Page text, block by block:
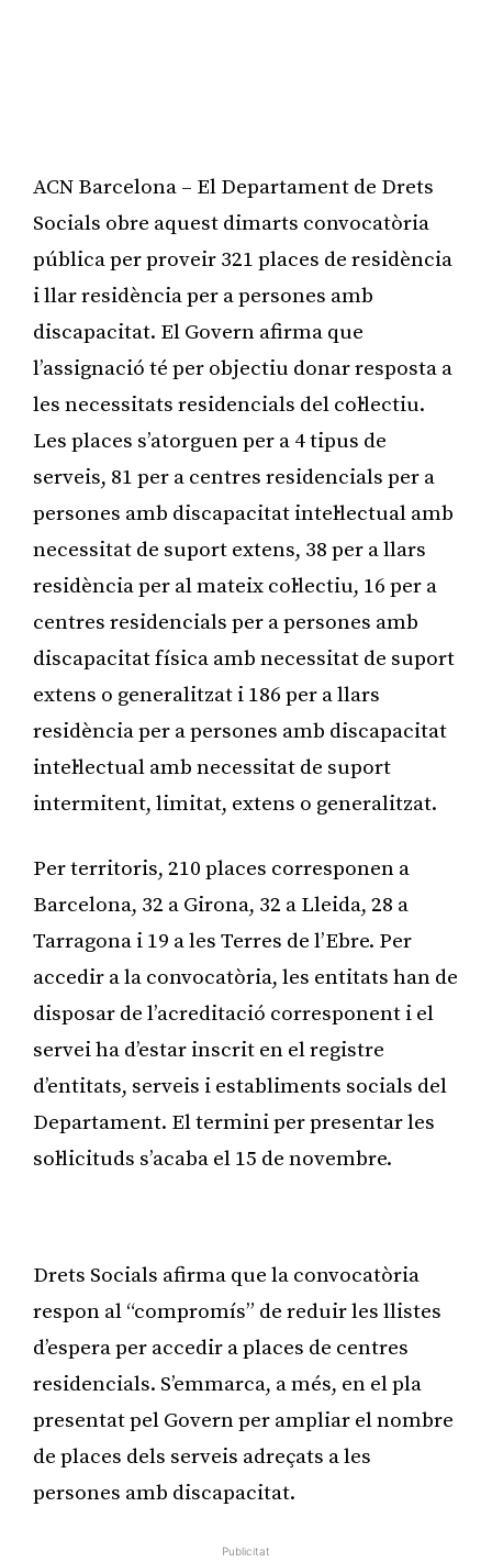
ACN Barcelona – El Departament de Drets
Socials obre aquest dimarts convocatòria
pública per proveir 321 places de residència
i llar residència per a persones amb
discapacitat. El Govern afirma que
l’assignació té per objectiu donar resposta a
les necessitats residencials del col·lectiu.
Les places s’atorguen per a 4 tipus de
serveis, 81 per a centres residencials per a
persones amb discapacitat intel·lectual amb
necessitat de suport extens, 38 per a llars
residència per al mateix col·lectiu, 16 per a
centres residencials per a persones amb
discapacitat física amb necessitat de suport
extens o generalitzat i 186 per a llars
residència per a persones amb discapacitat
intel·lectual amb necessitat de suport
intermitent, limitat, extens o generalitzat.
Per territoris, 210 places corresponen a
Barcelona, 32 a Girona, 32 a Lleida, 28 a
Tarragona i 19 a les Terres de l’Ebre. Per
accedir a la convocatòria, les entitats han de
disposar de l’acreditació corresponent i el
servei ha d’estar inscrit en el registre
d’entitats, serveis i establiments socials del
Departament. El termini per presentar les
sol·licituds s’acaba el 15 de novembre.
Drets Socials afirma que la convocatòria
respon al “compromís” de reduir les llistes
d’espera per accedir a places de centres
residencials. S’emmarca, a més, en el pla
presentat pel Govern per ampliar el nombre
de places dels serveis adreçats a les
persones amb discapacitat.
Publicitat